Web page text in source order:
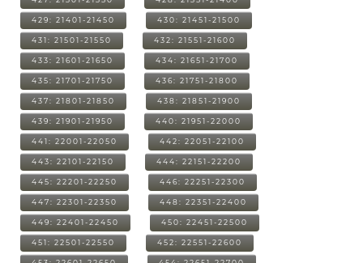
429: 21401-21450 430: 21451-21500
431: 21501-21550 432: 21551-21600
433: 21601-21650 434: 21651-21700
435: 21701-21750 436: 21751-21800
437: 21801-21850 438: 21851-21900
439: 21901-21950 440: 21951-22000
441: 22001-22050 442: 22051-22100
443: 22101-22150 444: 22151-22200
445: 22201-22250 446: 22251-22300
447: 22301-22350 448: 22351-22400
449: 22401-22450 450: 22451-22500
451: 22501-22550 452: 22551-22600